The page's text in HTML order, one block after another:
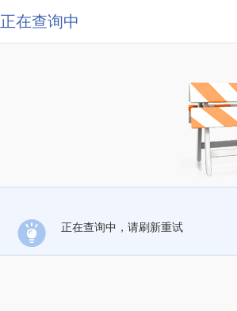
正在查询中
正在查询中，请刷新重试